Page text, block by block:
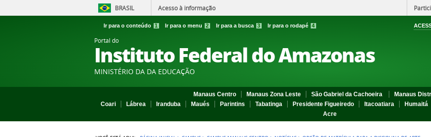
BRASIL Acesso à informação
Ir para o conteúdo 1 Ir para o menu 2 Ir para a busca 3 Ir para o rodapé 4
Portal do
Instituto Federal do Amazonas
MINISTÉRIO DA DA EDUCAÇÃO
Manaus Centro Manaus Zona Leste São Gabriel da Cachoeira
Manaus
Coari
Lábrea Iranduba Maués Parintins Tabatinga Presidente Figueiredo Itacoatiara Humaitá
Acre